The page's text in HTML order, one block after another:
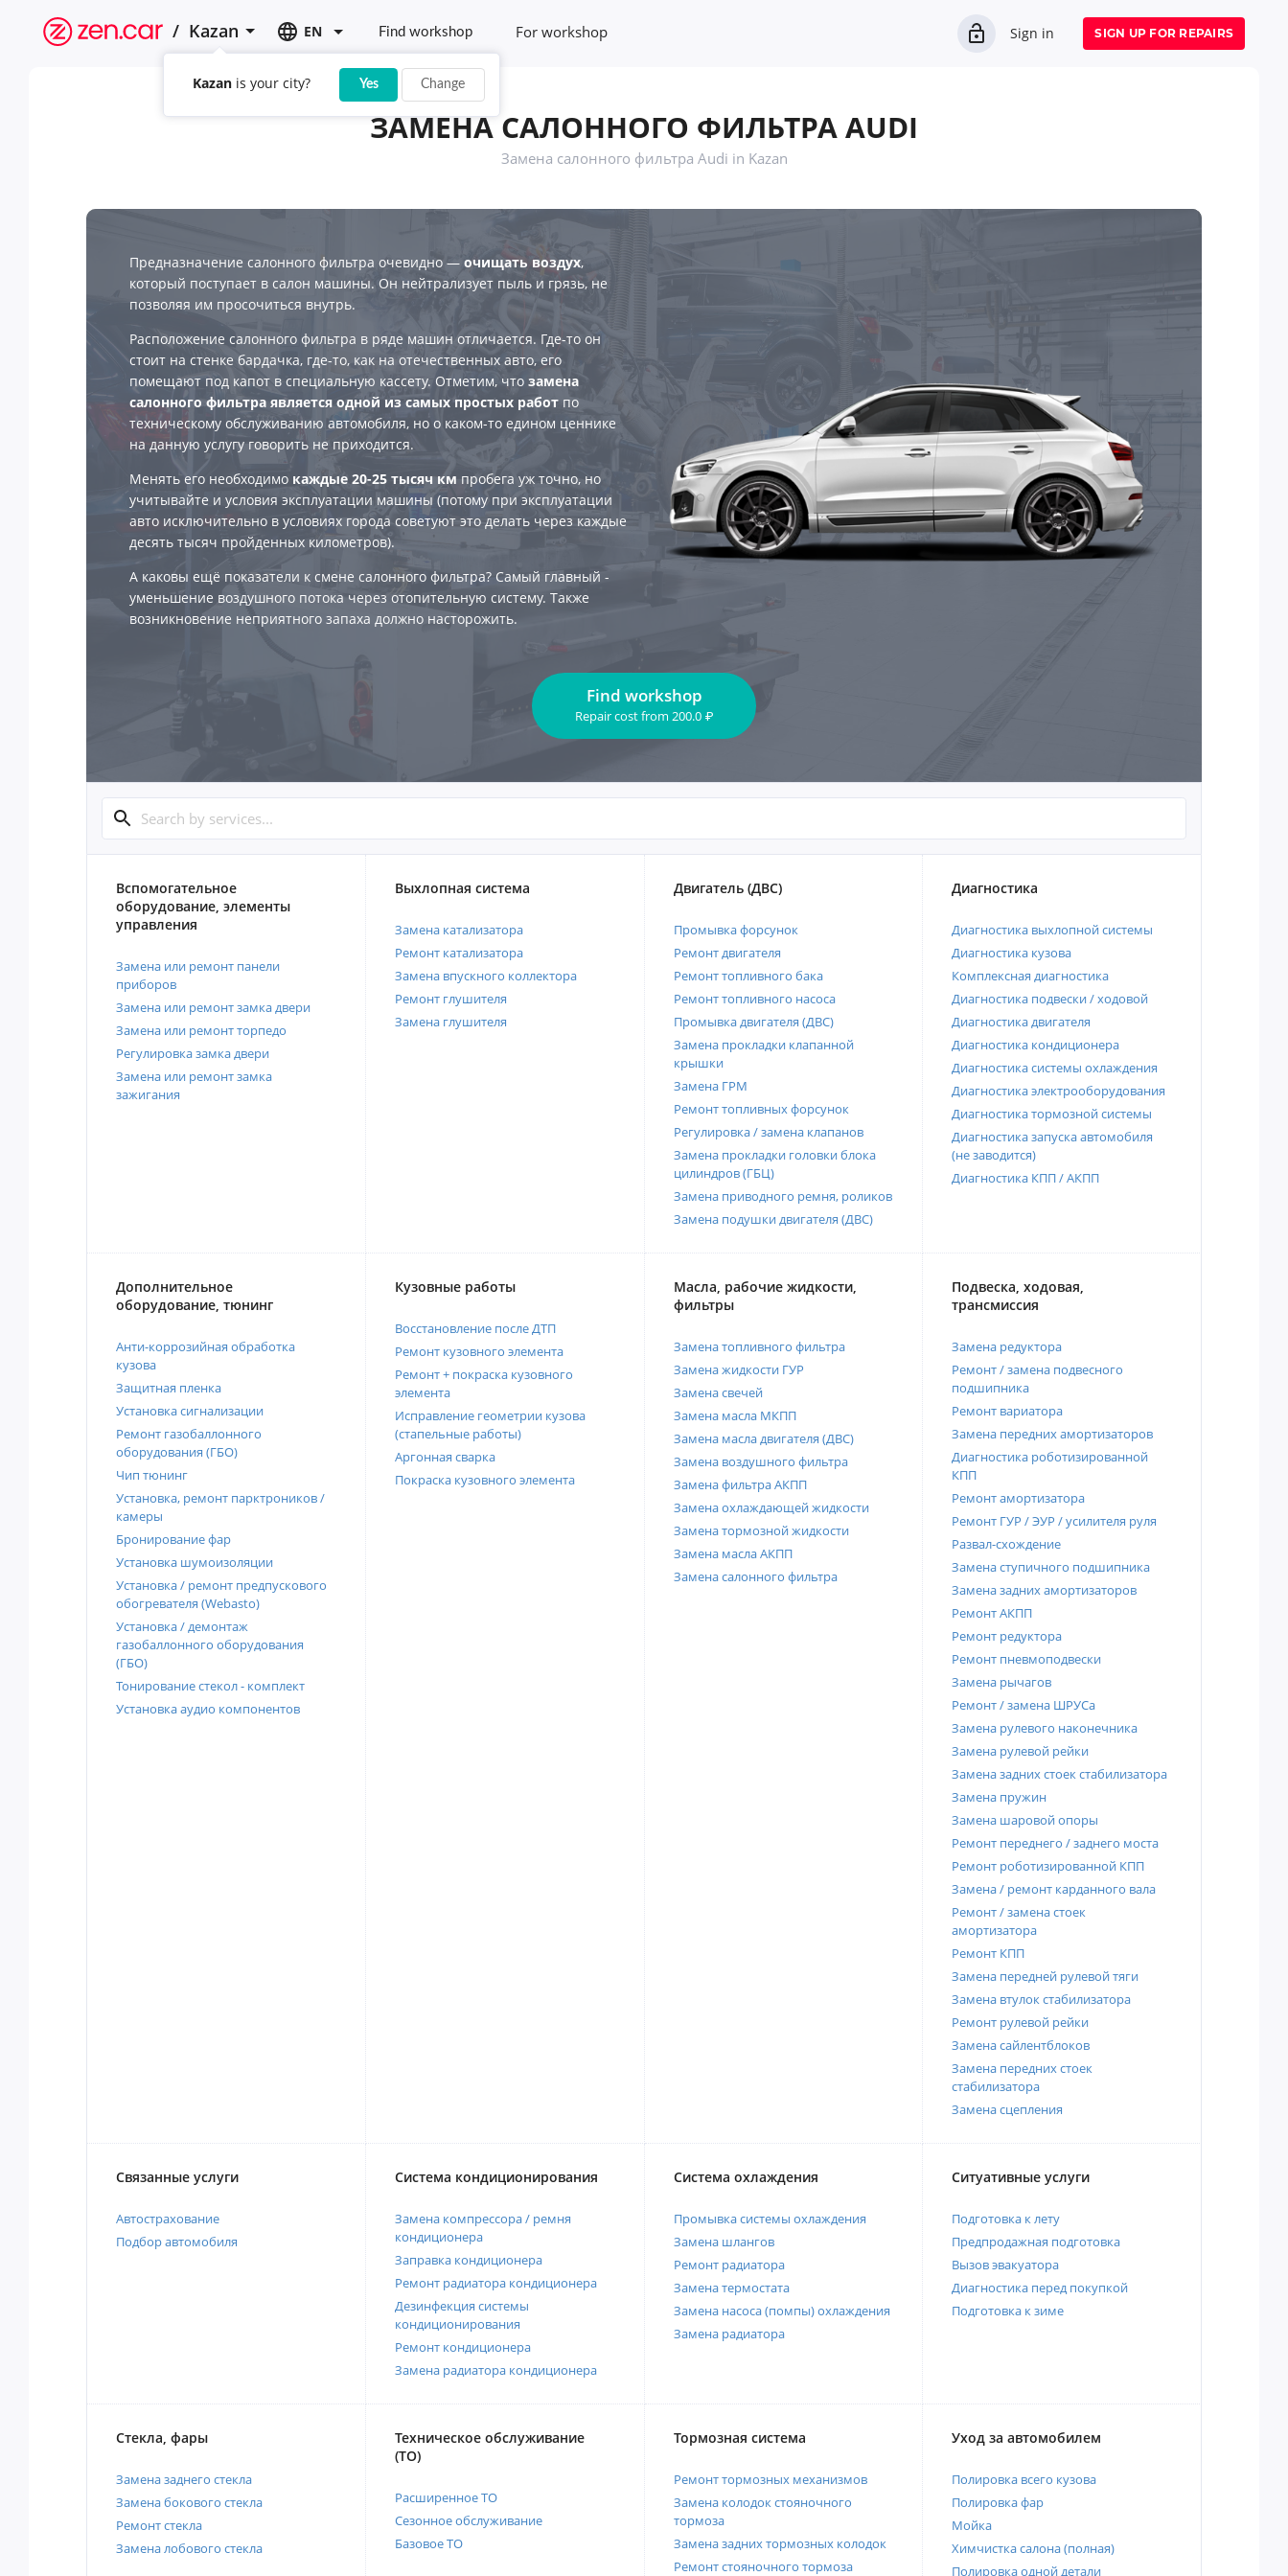
/ Kazan
Kazan is your city? Yes Change
EN Find workshop For workshop Sign in SIGN UP FOR REPAIRS
ЗАМЕНА САЛОННОГО ФИЛЬТРА AUDI
Замена салонного фильтра Audi in Kazan
Предназначение салонного фильтра очевидно — очищать воздух,
который поступает в салон машины. Он нейтрализует пыль и грязь, не
позволяя им просочиться внутрь.
Расположение салонного фильтра в ряде машин отличается. Где-то он
стоит на стенке бардачка, где-то, как на отечественных авто, его
помещают под капот в специальную кассету. Отметим, что замена
салонного фильтра является одной из самых простых работ по
техническому обслуживанию автомобиля, но о каком-то едином ценнике
на данную услугу говорить не приходится.
Менять его необходимо каждые 20-25 тысяч км пробега уж точно, но
учитывайте и условия эксплуатации машины (потому при эксплуатации
авто исключительно в условиях города советуют это делать через каждые
десять тысяч пройденных километров).
А каковы ещё показатели к смене салонного фильтра? Самый главный -
уменьшение воздушного потока через отопительную систему. Также
возникновение неприятного запаха должно насторожить.
Find workshop
Repair costfrom 200.0 ₽
Вспомогательное
оборудование, элементы
управления
Замена или ремонт панели
приборов
Замена или ремонт замка двери
Замена или ремонт торпедо
Регулировка замка двери
Замена или ремонт замка
зажигания
Выхлопная система
Замена катализатора
Ремонт катализатора
Замена впускного коллектора
Ремонт глушителя
Замена глушителя
Двигатель (ДВС)
Промывка форсунок
Ремонт двигателя
Ремонт топливного бака
Ремонт топливного насоса
Промывка двигателя (ДВС)
Замена прокладки клапанной
крышки
Замена ГРМ
Ремонт топливных форсунок
Регулировка / замена клапанов
Замена прокладки головки блока
цилиндров (ГБЦ)
Замена приводного ремня, роликов
Замена подушки двигателя (ДВС)
Диагностика
Диагностика выхлопной системы
Диагностика кузова
Комплексная диагностика
Диагностика подвески / ходовой
Диагностика двигателя
Диагностика кондиционера
Диагностика системы охлаждения
Диагностика электрооборудования
Диагностика тормозной системы
Диагностика запуска автомобиля
(не заводится)
Диагностика КПП / АКПП
Дополнительное
оборудование, тюнинг
Анти-коррозийная обработка
кузова
Защитная пленка
Установка сигнализации
Ремонт газобаллонного
оборудования (ГБО)
Чип тюнинг
Установка, ремонт парктроников /
камеры
Бронирование фар
Установка шумоизоляции
Установка / ремонт предпускового
обогревателя (Webasto)
Установка / демонтаж
газобаллонного оборудования
(ГБО)
Тонирование стекол - комплект
Установка аудио компонентов
Кузовные работы
Восстановление после ДТП
Ремонт кузовного элемента
Ремонт + покраска кузовного
элемента
Исправление геометрии кузова
(стапельные работы)
Аргонная сварка
Покраска кузовного элемента
Масла, рабочие жидкости,
фильтры
Замена топливного фильтра
Замена жидкости ГУР
Замена свечей
Замена масла МКПП
Замена масла двигателя (ДВС)
Замена воздушного фильтра
Замена фильтра АКПП
Замена охлаждающей жидкости
Замена тормозной жидкости
Замена масла АКПП
Замена салонного фильтра
Подвеска, ходовая,
трансмиссия
Замена редуктора
Ремонт / замена подвесного
подшипника
Ремонт вариатора
Замена передних амортизаторов
Диагностика роботизированной
КПП
Ремонт амортизатора
Ремонт ГУР / ЭУР / усилителя руля
Развал-схождение
Замена ступичного подшипника
Замена задних амортизаторов
Ремонт АКПП
Ремонт редуктора
Ремонт пневмоподвески
Замена рычагов
Ремонт / замена ШРУСа
Замена рулевого наконечника
Замена рулевой рейки
Замена задних стоек стабилизатора
Замена пружин
Замена шаровой опоры
Ремонт переднего / заднего моста
Ремонт роботизированной КПП
Замена / ремонт карданного вала
Ремонт / замена стоек
амортизатора
Ремонт КПП
Замена передней рулевой тяги
Замена втулок стабилизатора
Ремонт рулевой рейки
Замена сайлентблоков
Замена передних стоек
стабилизатора
Замена сцепления
Связанные услуги
Автострахование
Подбор автомобиля
Система кондиционирования
Замена компрессора / ремня
кондиционера
Заправка кондиционера
Ремонт радиатора кондиционера
Дезинфекция системы
кондиционирования
Ремонт кондиционера
Замена радиатора кондиционера
Система охлаждения
Промывка системы охлаждения
Замена шлангов
Ремонт радиатора
Замена термостата
Замена насоса (помпы) охлаждения
Замена радиатора
Ситуативные услуги
Подготовка к лету
Предпродажная подготовка
Вызов эвакуатора
Диагностика перед покупкой
Подготовка к зиме
Стекла, фары
Замена заднего стекла
Замена бокового стекла
Ремонт стекла
Замена лобового стекла
Техническое обслуживание
(ТО)
Расширенное ТО
Сезонное обслуживание
Базовое ТО
Тормозная система
Ремонт тормозных механизмов
Замена колодок стояночного
тормоза
Замена задних тормозных колодок
Ремонт стояночного тормоза
Уход за автомобилем
Полировка всего кузова
Полировка фар
Мойка
Химчистка салона (полная)
Полировка одной детали